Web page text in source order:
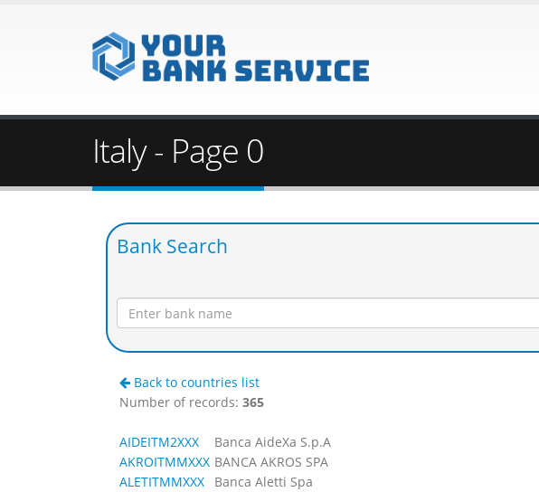
Italy - Page 0
Bank Search
Back to countries list
Number of records: 365
AIDEITM2XXX
Banca AideXa S.p.A
AKROITMMXXX BANCA AKROS SPA
ALETITMMXXX
Banca Aletti Spa